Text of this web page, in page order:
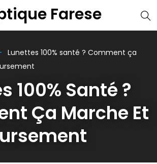
Farese
Lunettes 100% santé ? Comment ça
100% Santé ?
Ça Marche Et